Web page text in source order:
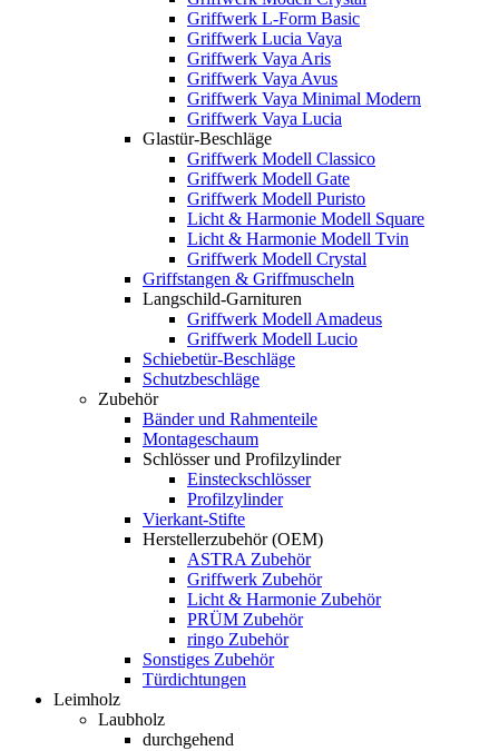
Griffwerk L-Form Basic
Griffwerk Lucia Vaya
Griffwerk Vaya Aris
Griffwerk Vaya Avus
Griffwerk Vaya Minimal Modern
Griffwerk Vaya Lucia
Glastür-Beschläge
Griffwerk Modell Classico
Griffwerk Modell Gate
Griffwerk Modell Puristo
Licht & Harmonie Modell Square
Licht & Harmonie Modell Tvin
Griffwerk Modell Crystal
Griffstangen & Griffmuscheln
Langschild-Garnituren
Griffwerk Modell Amadeus
Griffwerk Modell Lucio
Schiebetür-Beschläge
Schutzbeschläge
Zubehör
Bänder und Rahmenteile
Montageschaum
Schlösser und Profilzylinder
Einsteckschlösser
Profilzylinder
Vierkant-Stifte
Herstellerzubehör (OEM)
ASTRA Zubehör
Griffwerk Zubehör
Licht & Harmonie Zubehör
PRÜM Zubehör
ringo Zubehör
Sonstiges Zubehör
Türdichtungen
Leimholz
Laubholz
durchgehend